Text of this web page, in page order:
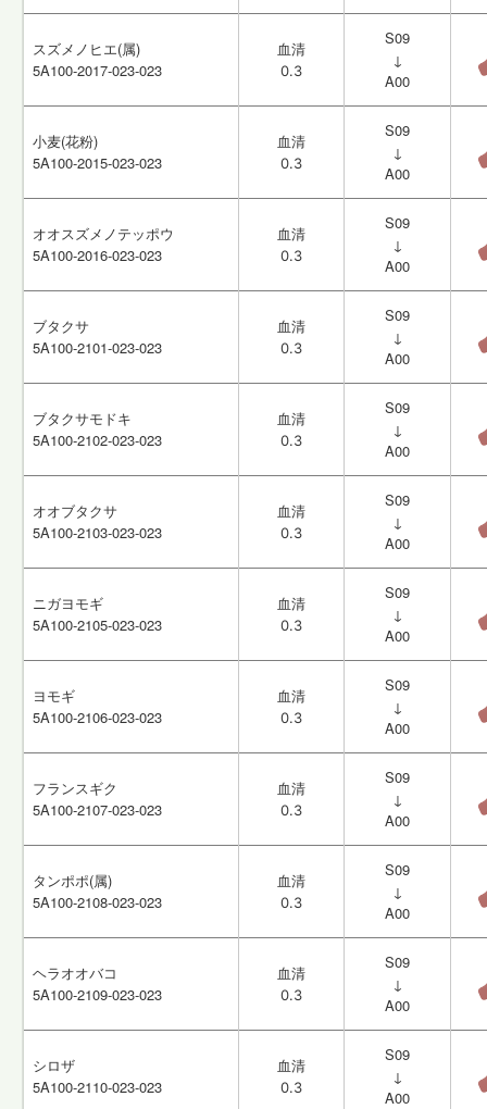
スズメノヒエ(属)
5A100-2017-023-023
血清
0.3
S09
↓
A00
小麦(花粉)
5A100-2015-023-023
血清
0.3
S09
↓
A00
オオスズメノテッポウ
5A100-2016-023-023
血清
0.3
S09
↓
A00
ブタクサ
5A100-2101-023-023
血清
0.3
S09
↓
A00
ブタクサモドキ
5A100-2102-023-023
血清
0.3
S09
↓
A00
オオブタクサ
5A100-2103-023-023
血清
0.3
S09
↓
A00
ニガヨモギ
5A100-2105-023-023
血清
0.3
S09
↓
A00
ヨモギ
5A100-2106-023-023
血清
0.3
S09
↓
A00
フランスギク
5A100-2107-023-023
血清
0.3
S09
↓
A00
タンポポ(属)
5A100-2108-023-023
血清
0.3
S09
↓
A00
ヘラオオバコ
5A100-2109-023-023
血清
0.3
S09
↓
A00
シロザ
5A100-2110-023-023
血清
0.3
S09
↓
A00
スズメノヒエ(属)
5A100-2017-023-023
血清
0.3
S09
↓
A00
小麦(花粉)
5A100-2015-023-023
血清
0.3
S09
↓
A00
オオスズメノテッポウ
5A100-2016-023-023
血清
0.3
S09
↓
A00
ブタクサ
5A100-2101-023-023
血清
0.3
S09
↓
A00
ブタクサモドキ
5A100-2102-023-023
血清
0.3
S09
↓
A00
オオブタクサ
5A100-2103-023-023
血清
0.3
S09
↓
A00
ニガヨモギ
5A100-2105-023-023
血清
0.3
S09
↓
A00
ヨモギ
5A100-2106-023-023
血清
0.3
S09
↓
A00
フランスギク
5A100-2107-023-023
血清
0.3
S09
↓
A00
タンポポ(属)
5A100-2108-023-023
血清
0.3
S09
↓
A00
ヘラオオバコ
5A100-2109-023-023
血清
0.3
S09
↓
A00
シロザ
5A100-2110-023-023
血清
0.3
S09
↓
A00